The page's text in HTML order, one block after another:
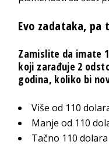
Evo zadataka,
Zamislite da imate
koji zarađuje 2
godina, koliko bi
Više od 110
Manje od 110
Tačno 110 dolara